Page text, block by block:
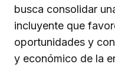
busca consolidar
incluyente que
oportunidades y
y económico de la